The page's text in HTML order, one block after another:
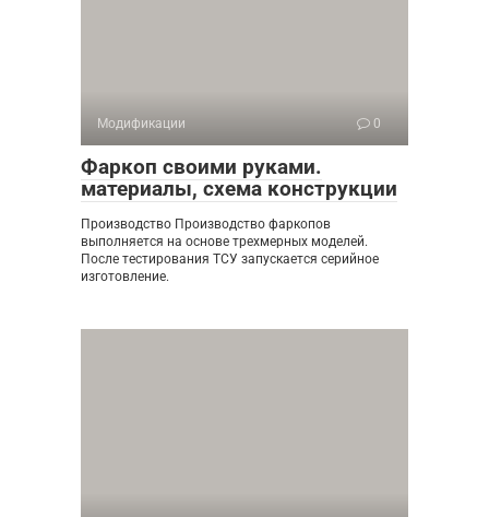
Модификации 0
Фаркоп своими руками.
материалы, схема конструкции
Производство Производство фаркопов
выполняется на основе трехмерных моделей.
После тестирования ТСУ запускается серийное
изготовление.